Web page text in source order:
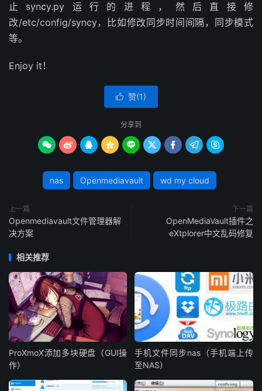
止syncy.py运行的进程，然后直接修
改/etc/config/syncy，比如修改同步时间间隔，同步模式
等。
Enjoy it！
 赞(1)
分享到
        
nas Openmediavault wd my cloud
上一篇
Openmediavault文件管理器解
决方案
下一篇
OpenMediaVault插件之
eXtplorer中文乱码修复
相关推荐
ProXmoX添加多块硬盘（GUI操
作）
手机文件同步nas（手机端上传
至NAS）